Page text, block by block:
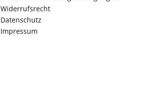
Widerrufsrecht
Datenschutz
Impressum